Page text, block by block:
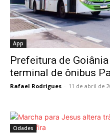
App
Prefeitura de
terminal de ônibus
Rafael Rodrigues - 11 de abril de
Cidades